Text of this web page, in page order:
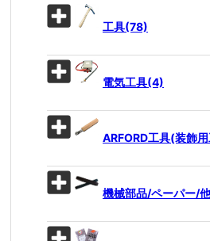
工具(78)
電気工具(4)
ARFORD工具(装飾
機械部品/ペーパー/